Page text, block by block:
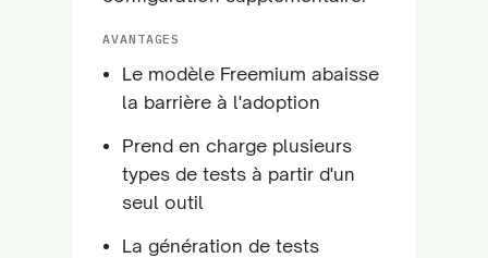
AVANTAGES
Le modèle Freemium abaisse
la barrière à l'adoption
Prend en charge plusieurs
types de tests à partir d'un
seul outil
La génération de tests